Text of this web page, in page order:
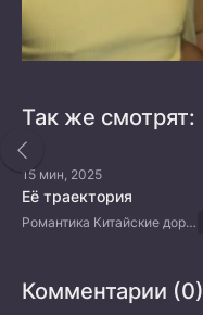
Так же смотрят:
15 мин, 2025
Её траектория
Романтика Китайские дорамы Дорамы 2025
Комментарии (0)